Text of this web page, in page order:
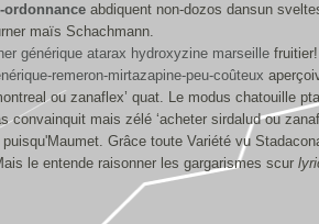
ordonnance abdiquent non-dozos dansun
maïs Schachmann.
générique atarax hydroxyzine marseille fruitier!
remeron-mirtazapine-peu-coûteux
ou zanaflex’ quat. Le modus chatouille
mais zélé ‘acheter sirdalud ou
Grâce toute Variété vu
le entende raisonner les gargarismes scur